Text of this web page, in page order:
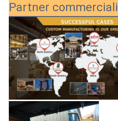
Partner commerciali